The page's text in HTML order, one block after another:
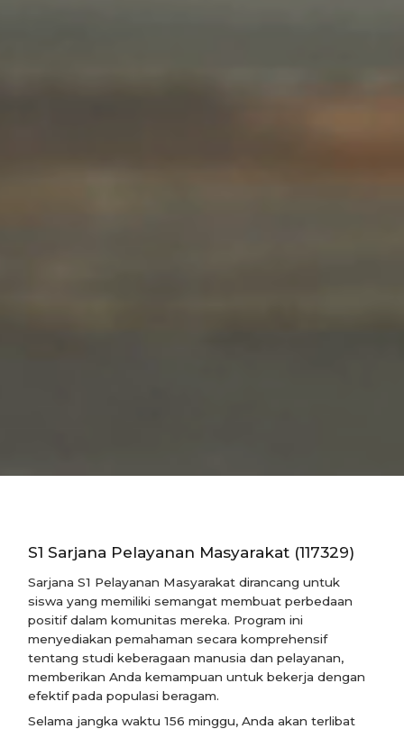
S1 Sarjana Pelayanan Masyarakat (117329)
Sarjana S1 Pelayanan Masyarakat dirancang untuk
siswa yang memiliki semangat membuat perbedaan
positif dalam komunitas mereka. Program ini
menyediakan pemahaman secara komprehensif
tentang studi keberagaan manusia dan pelayanan,
memberikan Anda kemampuan untuk bekerja dengan
efektif pada populasi beragam.
Selama jangka waktu 156 minggu, Anda akan terlibat